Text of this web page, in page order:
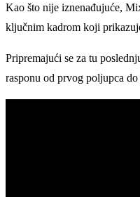
Kao što nije iznenađujuće,
ključnim kadrom koji
Pripremajući se za tu
rasponu od prvog poljupca